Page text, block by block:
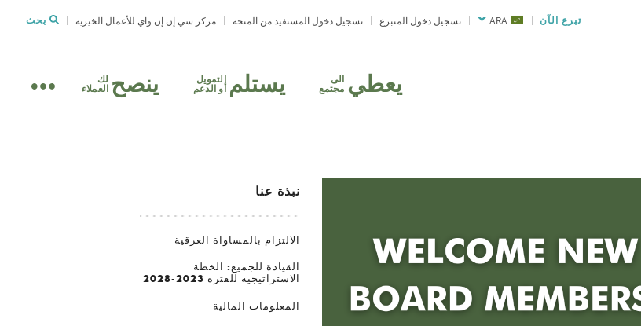
تبرع الآن ARA تسجيل دخول المتبرع تسجيل دخول المستفيد من المنحة مركز سي إن إن واي للأعمال الخيرية بحث
يعطي الى
مجتمع يستلم التمويل
أو الدعم ينصح لك
العملاء
نبذة عنا
الالتزام بالمساواة العرقية
القيادة للجميع: الخطة
الاستراتيجية للفترة 2023-2028
المعلومات المالية